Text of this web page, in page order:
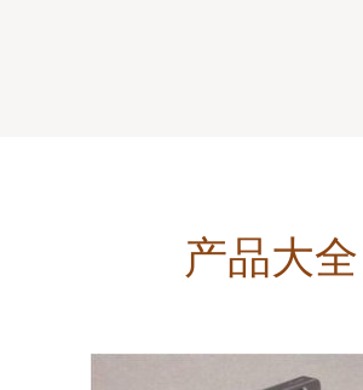
产品大全